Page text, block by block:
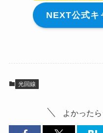
NEXT公式キ
光回線
よかった